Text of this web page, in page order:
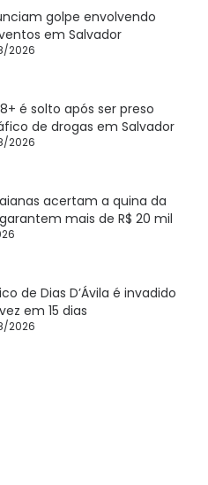
golpe envolvendo
em Salvador
2026
é solto após ser preso
de drogas em Salvador
2026
acertam a quina da
mais de R$ 20 mil
de Dias D’Ávila é invadido
em 15 dias
2026